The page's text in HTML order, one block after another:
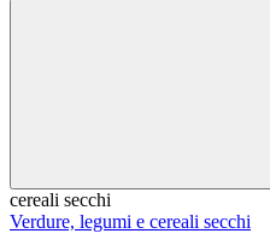
cereali secchi
Verdure, legumi e cereali secchi